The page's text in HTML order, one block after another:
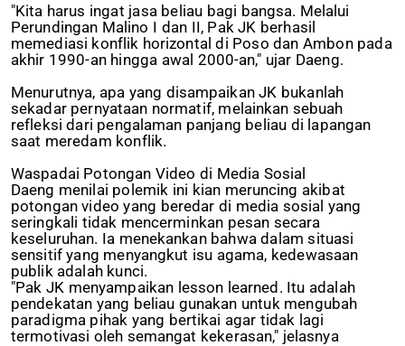
"Kita harus ingat jasa beliau bagi bangsa. Melalui
Perundingan Malino I dan II, Pak JK berhasil
memediasi konflik horizontal di Poso dan Ambon pada
akhir 1990-an hingga awal 2000-an," ujar Daeng.
Menurutnya, apa yang disampaikan JK bukanlah
sekadar pernyataan normatif, melainkan sebuah
refleksi dari pengalaman panjang beliau di lapangan
saat meredam konflik.
Waspadai Potongan Video di Media Sosial
Daeng menilai polemik ini kian meruncing akibat
potongan video yang beredar di media sosial yang
seringkali tidak mencerminkan pesan secara
keseluruhan. Ia menekankan bahwa dalam situasi
sensitif yang menyangkut isu agama, kedewasaan
publik adalah kunci.
"Pak JK menyampaikan lesson learned. Itu adalah
pendekatan yang beliau gunakan untuk mengubah
paradigma pihak yang bertikai agar tidak lagi
termotivasi oleh semangat kekerasan," jelasnya